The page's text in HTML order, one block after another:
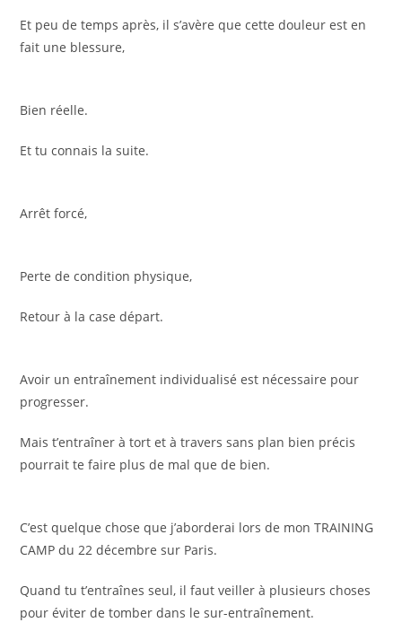
Et peu de temps après, il s’avère que cette douleur est en
fait une blessure,
Bien réelle.
Et tu connais la suite.
Arrêt forcé,
Perte de condition physique,
Retour à la case départ.
Avoir un entraînement individualisé est nécessaire pour
progresser.
Mais t’entraîner à tort et à travers sans plan bien précis
pourrait te faire plus de mal que de bien.
C’est quelque chose que j’aborderai lors de mon TRAINING
CAMP du 22 décembre sur Paris.
Quand tu t’entraînes seul, il faut veiller à plusieurs choses
pour éviter de tomber dans le sur-entraînement.